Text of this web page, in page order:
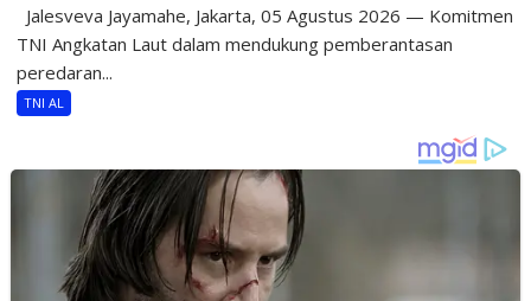
Jalesveva Jayamahe, Jakarta, 05 Agustus 2026 — Komitmen
TNI Angkatan Laut dalam mendukung pemberantasan
peredaran...
TNI AL